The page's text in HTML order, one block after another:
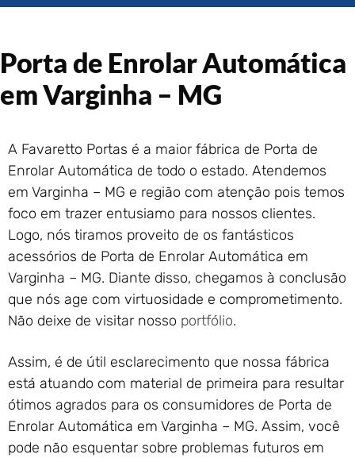
Portão de Garagem de
Portão de Garagem de
Enrolar em Queimados – RJ
Portão de Garagem de
Portão de Garagem de
Enrolar em Paraty – RJ
Portão de Garagem de
Enrolar em Nova Iguaçu – RJ
Portão de Garagem de
Enrolar em Nova Friburgo –
RJ
Porta de Enrolar Automática
em Varginha – MG
A Favaretto Portas é a maior fábrica de Porta de
Enrolar Automática de todo o estado. Atendemos
em Varginha – MG e região com atenção pois temos
foco em trazer entusiamo para nossos clientes.
Logo, nós tiramos proveito de os fantásticos
acessórios de Porta de Enrolar Automática em
Varginha – MG. Diante disso, chegamos à conclusão
que nós age com virtuosidade e comprometimento.
Não deixe de visitar nosso portfólio.
Assim, é de útil esclarecimento que nossa fábrica
está atuando com material de primeira para resultar
ótimos agrados para os consumidores de Porta de
Enrolar Automática em Varginha – MG. Assim, você
pode não esquentar sobre problemas futuros em